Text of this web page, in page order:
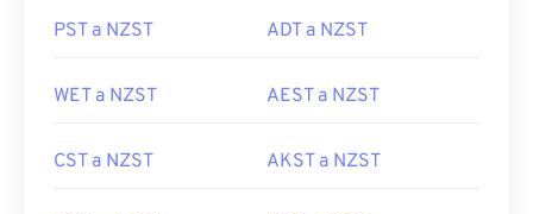
PST a NZST ADT a NZST
WET a NZST AEST a NZST
CST a NZST AKST a NZST